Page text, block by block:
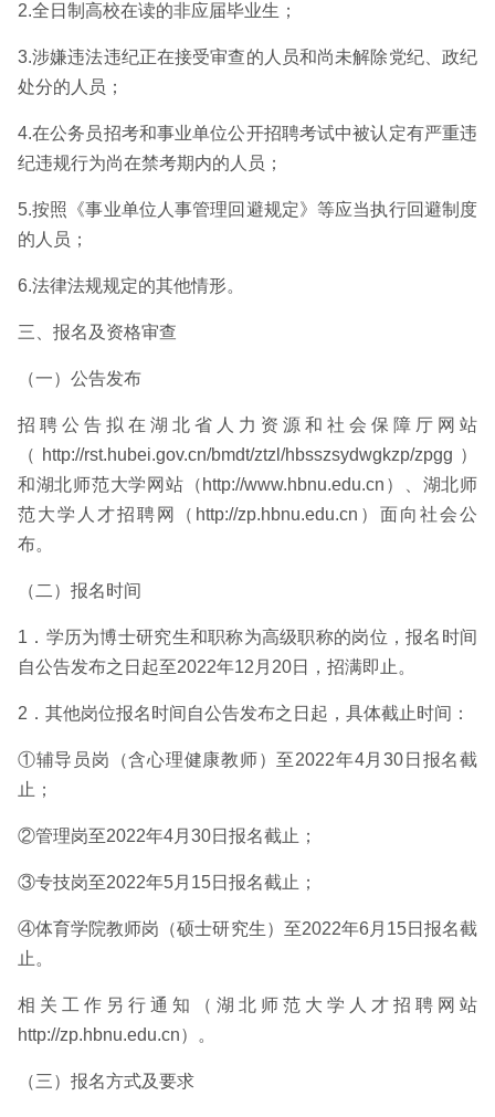
2.全日制高校在读的非应届毕业生；
3.涉嫌违法违纪正在接受审查的人员和尚未解除党纪、政纪
处分的人员；
4.在公务员招考和事业单位公开招聘考试中被认定有严重违
纪违规行为尚在禁考期内的人员；
5.按照《事业单位人事管理回避规定》等应当执行回避制度
的人员；
6.法律法规规定的其他情形。
三、报名及资格审查
（一）公告发布
招聘公告拟在湖北省人力资源和社会保障厅网站
（http://rst.hubei.gov.cn/bmdt/ztzl/hbsszsydwgkzp/zpgg）
和湖北师范大学网站（http://www.hbnu.edu.cn）、湖北师
范大学人才招聘网（http://zp.hbnu.edu.cn）面向社会公
布。
（二）报名时间
1．学历为博士研究生和职称为高级职称的岗位，报名时间
自公告发布之日起至2022年12月20日，招满即止。
2．其他岗位报名时间自公告发布之日起，具体截止时间：
①辅导员岗（含心理健康教师）至2022年4月30日报名截
止；
②管理岗至2022年4月30日报名截止；
③专技岗至2022年5月15日报名截止；
④体育学院教师岗（硕士研究生）至2022年6月15日报名截
止。
相关工作另行通知（湖北师范大学人才招聘网站
http://zp.hbnu.edu.cn）。
（三）报名方式及要求